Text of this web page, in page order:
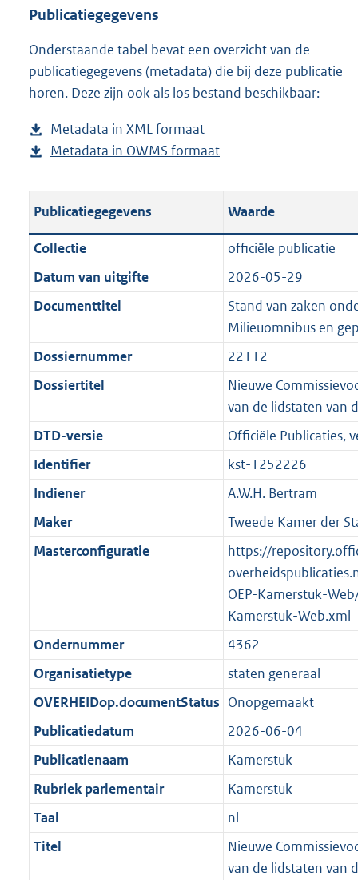
w
l
o
a
p
u
l
c
a
t
i
i
o
r
m
a
a
t
s
a
n
d
g
r
o
t
:
4
K
b
Publicatiegegevens
Onderstaande tabel bevat een overzicht van de
publicatiegegevens (metadata) die bij deze publicatie
horen. Deze zijn ook als los bestand beschikbaar:
Metadata in XML formaat
e
n
d
o
o
:
2
Metadata in OWMS formaat
s
a
n
r
o
e
:
K
b
Publicatiegegevens Waarde
Collectie
officiële publicatie
Datum van uitgifte
2026-05-29
Documenttitel
Stand van zaken
Milieuomnibus en
Dossiernummer
22112
Dossiertitel
Nieuwe
van de lidstaten van
DTD-versie
Officiële Publicaties,
Identifier
kst-1252226
Indiener
A.W.H. Bertram
Maker
Tweede Kamer der
Masterconfiguratie
https://
OEP-Kamerstuk-
Kamerstuk-Web.xml
Ondernummer
4362
Organisatietype
staten generaal
OVERHEIDop.documentStatus Onopgemaakt
Publicatiedatum
2026-06-04
Publicatienaam
Kamerstuk
Rubriek parlementair
Kamerstuk
Taal
nl
Titel
Nieuwe
van de lidstaten van